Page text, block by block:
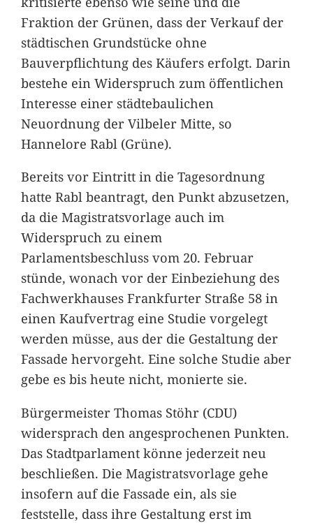
Fraktion der Grünen, dass der Verkauf der
städtischen Grundstücke ohne
Bauverpflichtung des Käufers erfolgt. Darin
bestehe ein Widerspruch zum öffentlichen
Interesse einer städtebaulichen
Neuordnung der Vilbeler Mitte, so
Hannelore Rabl (Grüne).
Bereits vor Eintritt in die Tagesordnung
hatte Rabl beantragt, den Punkt abzusetzen,
da die Magistratsvorlage auch im
Widerspruch zu einem
Parlamentsbeschluss vom 20. Februar
stünde, wonach vor der Einbeziehung des
Fachwerkhauses Frankfurter Straße 58 in
einen Kaufvertrag eine Studie vorgelegt
werden müsse, aus der die Gestaltung der
Fassade hervorgeht. Eine solche Studie aber
gebe es bis heute nicht, monierte sie.
Bürgermeister Thomas Stöhr (CDU)
widersprach den angesprochenen Punkten.
Das Stadtparlament könne jederzeit neu
beschließen. Die Magistratsvorlage gehe
insofern auf die Fassade ein, als sie
feststelle, dass ihre Gestaltung erst im